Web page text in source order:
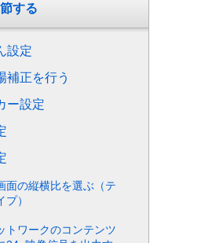
する
設定
補正を行う
ー設定
面の縦横比を選ぶ（テ
プ）
トワークのコンテンツ